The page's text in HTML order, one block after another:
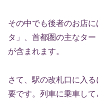
その中でも後者のお店
タ」、首都圏の主なタ
が含まれます。
さて、駅の改札口に入
要です。列車に乗車し